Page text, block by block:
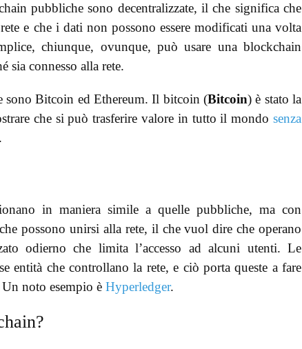
pubbliche sono decentralizzate, il che significa che
e che i dati non possono essere modificati una volta
chiunque, ovunque, può usare una blockchain
sia connesso alla rete.
Bitcoin ed Ethereum. Il bitcoin (Bitcoin) è stato la
che si può trasferire valore in tutto il mondo senza
in maniera simile a quelle pubbliche, ma con
possono unirsi alla rete, il che vuol dire che operano
odierno che limita l’accesso ad alcuni utenti. Le
entità che controllano la rete, e ciò porta queste a fare
noto esempio è Hyperledger.